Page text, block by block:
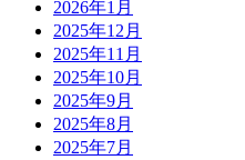
2026年1月
2025年12月
2025年11月
2025年10月
2025年9月
2025年8月
2025年7月